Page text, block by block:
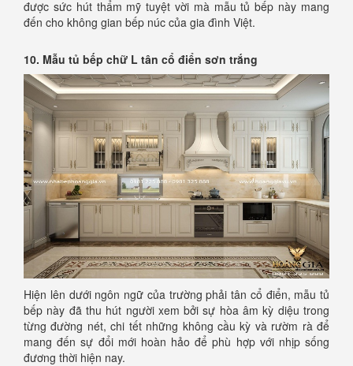
được sức hút thẩm mỹ tuyệt vời mà mẫu tủ bếp này mang
đến cho không gian bếp núc của gia đình Việt.
10. Mẫu tủ bếp chữ L tân cổ điển sơn trắng
Hiện lên dưới ngôn ngữ của trường phải tân cổ điển, mẫu tủ
bếp này đã thu hút người xem bởi sự hòa âm kỳ diệu trong
từng đường nét, chi tết những không cầu kỳ và rườm rà để
mang đến sự đổi mới hoàn hảo để phù hợp với nhịp sống
đương thời hiện nay.